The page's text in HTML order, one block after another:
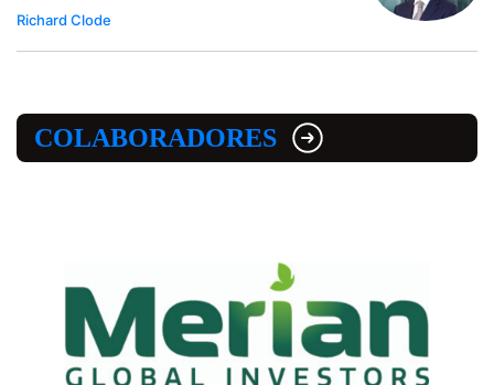
Richard Clode
COLABORADORES